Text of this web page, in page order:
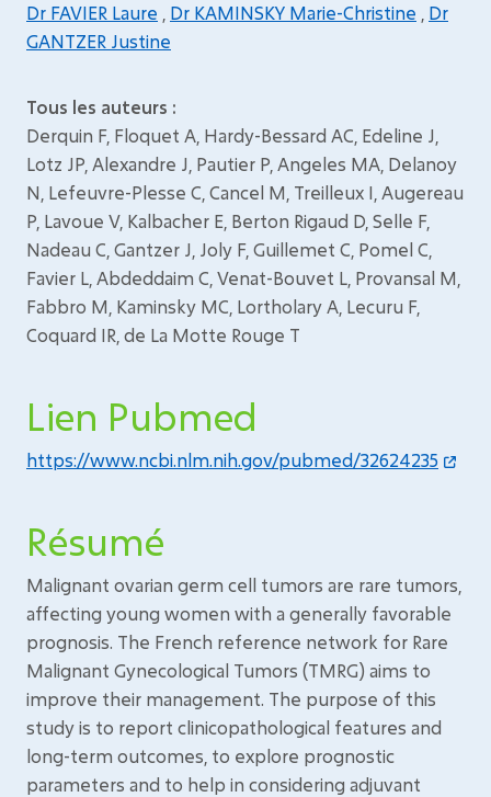
Dr FAVIER Laure
Dr KAMINSKY Marie-Christine
Dr
GANTZER Justine
Tous les auteurs :
Derquin F, Floquet A, Hardy-Bessard AC, Edeline J,
Lotz JP, Alexandre J, Pautier P, Angeles MA, Delanoy
N, Lefeuvre-Plesse C, Cancel M, Treilleux I, Augereau
P, Lavoue V, Kalbacher E, Berton Rigaud D, Selle F,
Nadeau C, Gantzer J, Joly F, Guillemet C, Pomel C,
Favier L, Abdeddaim C, Venat-Bouvet L, Provansal M,
Fabbro M, Kaminsky MC, Lortholary A, Lecuru F,
Coquard IR, de La Motte Rouge T
Lien Pubmed
https://www.ncbi.nlm.nih.gov/pubmed/32624235
Résumé
Malignant ovarian germ cell tumors are rare tumors,
affecting young women with a generally favorable
prognosis. The French reference network for Rare
Malignant Gynecological Tumors (TMRG) aims to
improve their management. The purpose of this
study is to report clinicopathological features and
long-term outcomes, to explore prognostic
parameters and to help in considering adjuvant